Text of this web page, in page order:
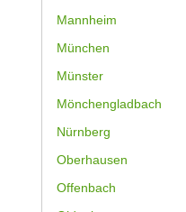
Mannheim
München
Münster
Mönchengladbach
Nürnberg
Oberhausen
Offenbach